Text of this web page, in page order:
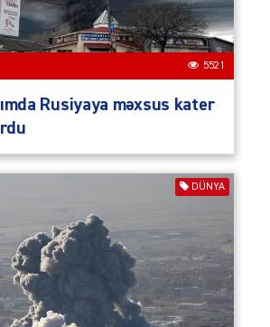
5521
Rusiyaya məxsus kater
DÜNYA